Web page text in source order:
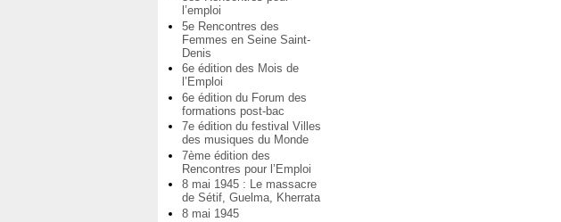
l’emploi
5e Rencontres des
Femmes en Seine Saint-
Denis
6e édition des Mois de
l’Emploi
6e édition du Forum des
formations post-bac
7e édition du festival Villes
des musiques du Monde
7ème édition des
Rencontres pour l’Emploi
8 mai 1945 : Le massacre
de Sétif, Guelma, Kherrata
8 mai 1945